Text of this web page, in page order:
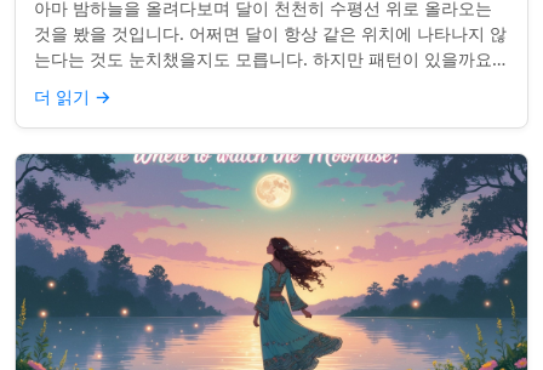
아마 밤하늘을 올려다보며 달이 천천히 수평선 위로 올라오는
것을 봤을 것입니다. 어쩌면 달이 항상 같은 위치에 나타나지 않
는다는 것도 눈치챘을지도 모릅니다. 하지만 패턴이 있을까요?
달은 정말 매번 동쪽에서 뜰까요?...
더 읽기 →